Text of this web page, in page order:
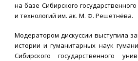
на базе Сибирского
и технологий им. ак. М. Ф. Решетнёва.
Модератором дискуссии выступила
истории и гуманитарных наук
Сибирского государственного